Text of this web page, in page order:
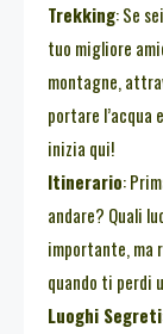
Trekking: Se
tuo migliore
montagne,
portare l’acqua
inizia qui!
Itinerario:
andare? Quali
importante, ma
quando ti perdi
Luoghi Segreti